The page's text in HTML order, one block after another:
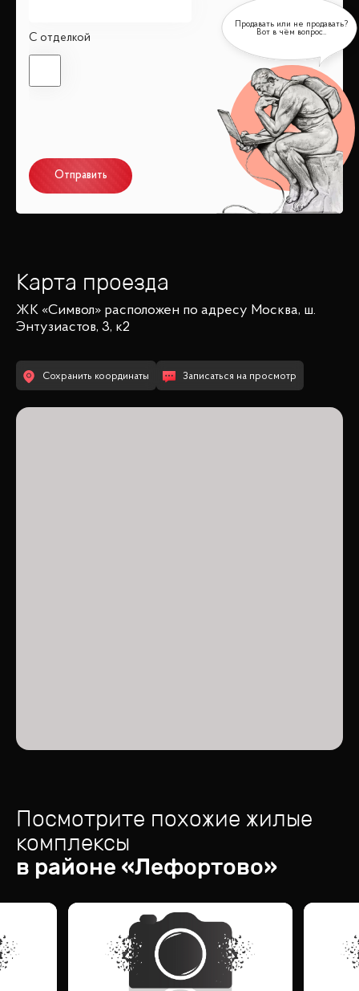
С отделкой
Отправить
Карта проезда
ЖК «Символ» расположен по адресу Москва, ш.
Энтузиастов, 3, к2
Сохранить координаты Записаться на просмотр
Посмотрите похожие жилые
комплексы
в районе «Лефортово»